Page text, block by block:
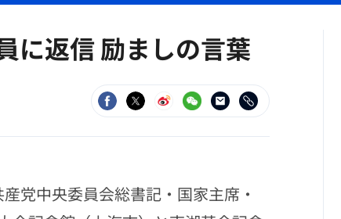
に返信 励ましの言葉
党中央委員会総書記・国家主席・